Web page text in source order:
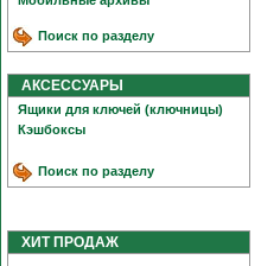
Поиск по разделу
АКСЕССУАРЫ
Ящики для ключей (ключницы)
Кэшбоксы
Поиск по разделу
ХИТ ПРОДАЖ